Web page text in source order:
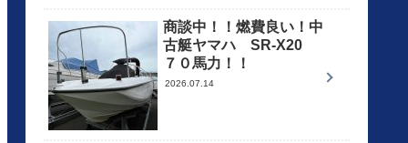
商談中！！燃費良い！中
古艇ヤマハ SR-X20
７０馬力！！
2026.07.14